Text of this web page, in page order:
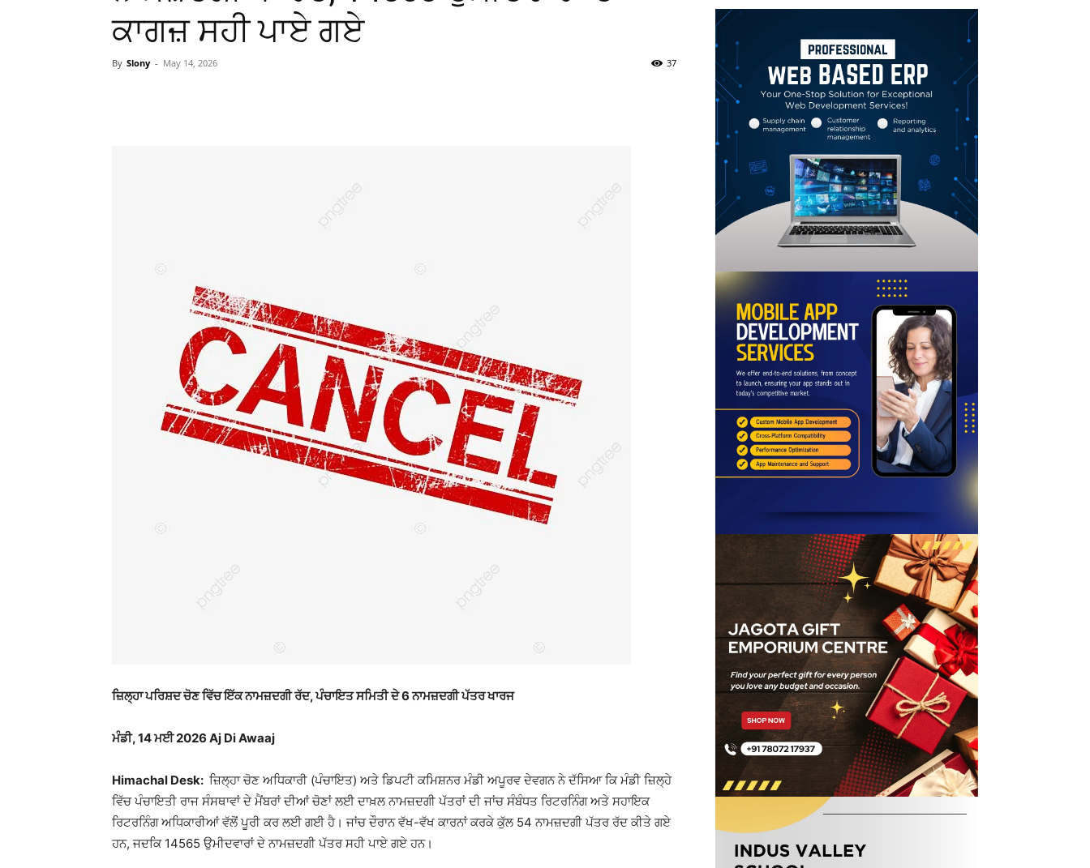
ਕਾਗਜ਼ ਸਹੀ ਪਾਏ ਗਏ
By Slony - May 14, 2026 37
Linkedin Email
ਜ਼ਿਲ੍ਹਾ ਪਰਿਸ਼ਦ ਚੋਣ ਵਿੱਚ ਇੱਕ ਨਾਮਜ਼ਦਗੀ ਰੱਦ, ਪੰਚਾਇਤ ਸਮਿਤੀ ਦੇ 6 ਨਾਮਜ਼ਦਗੀ ਪੱਤਰ ਖਾਰਜ
ਮੰਡੀ, 14 ਮਈ 2026 Aj Di Awaaj
Himachal Desk: ਜ਼ਿਲ੍ਹਾ ਚੋਣ ਅਧਿਕਾਰੀ (ਪੰਚਾਇਤ) ਅਤੇ ਡਿਪਟੀ ਕਮਿਸ਼ਨਰ ਮੰਡੀ ਅਪੂਰਵ ਦੇਵਗਨ ਨੇ ਦੱਸਿਆ ਕਿ ਮੰਡੀ ਜ਼ਿਲ੍ਹੇ
ਵਿੱਚ ਪੰਚਾਇਤੀ ਰਾਜ ਸੰਸਥਾਵਾਂ ਦੇ ਮੈਂਬਰਾਂ ਦੀਆਂ ਚੋਣਾਂ ਲਈ ਦਾਖ਼ਲ ਨਾਮਜ਼ਦਗੀ ਪੱਤਰਾਂ ਦੀ ਜਾਂਚ ਸੰਬੰਧਤ ਰਿਟਰਨਿੰਗ ਅਤੇ ਸਹਾਇਕ
ਰਿਟਰਨਿੰਗ ਅਧਿਕਾਰੀਆਂ ਵੱਲੋਂ ਪੂਰੀ ਕਰ ਲਈ ਗਈ ਹੈ। ਜਾਂਚ ਦੌਰਾਨ ਵੱਖ-ਵੱਖ ਕਾਰਨਾਂ ਕਰਕੇ ਕੁੱਲ 54 ਨਾਮਜ਼ਦਗੀ ਪੱਤਰ ਰੱਦ ਕੀਤੇ ਗਏ
ਹਨ, ਜਦਕਿ 14565 ਉਮੀਦਵਾਰਾਂ ਦੇ ਨਾਮਜ਼ਦਗੀ ਪੱਤਰ ਸਹੀ ਪਾਏ ਗਏ ਹਨ।